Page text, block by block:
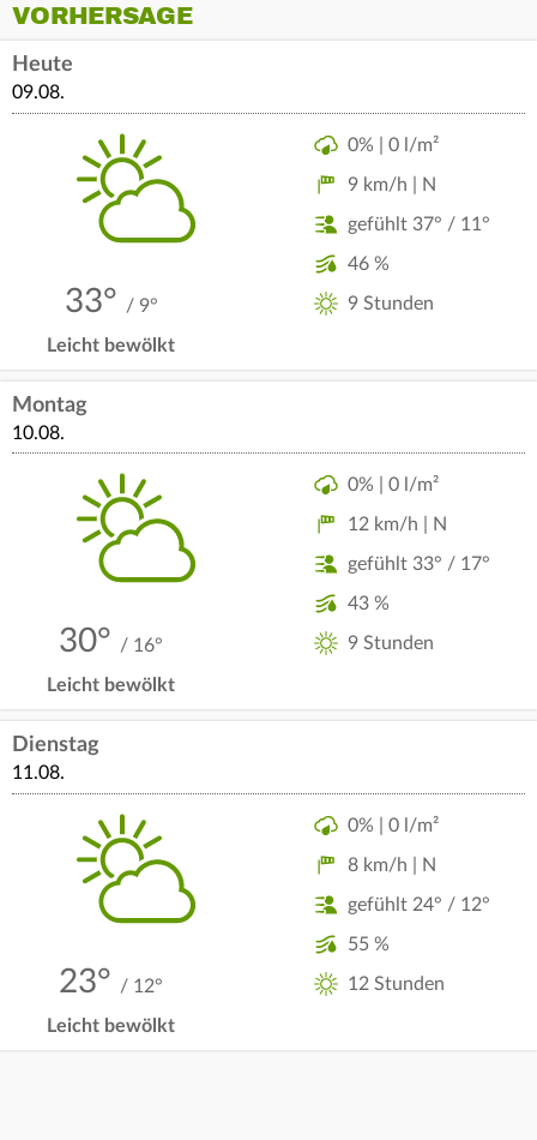
VORHERSAGE
Heute
09.08.
33° / 9°
Leicht bewölkt
0% | 0 l/m²
9 km/h | N
gefühlt 37° / 11°
46 %
9 Stunden
Montag
10.08.
30° / 16°
Leicht bewölkt
0% | 0 l/m²
12 km/h | N
gefühlt 33° / 17°
43 %
9 Stunden
Dienstag
11.08.
23° / 12°
Leicht bewölkt
0% | 0 l/m²
8 km/h | N
gefühlt 24° / 12°
55 %
12 Stunden